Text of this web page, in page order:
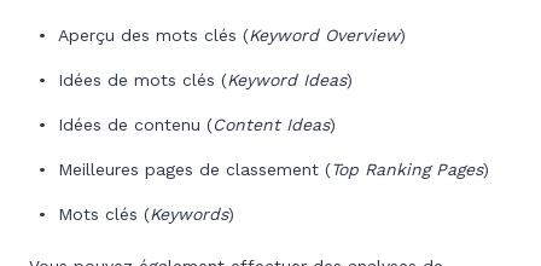
Aperçu des mots clés (Keyword Overview)
Idées de mots clés (Keyword Ideas)
Idées de contenu (Content Ideas)
Meilleures pages de classement (Top Ranking Pages)
Mots clés (Keywords)